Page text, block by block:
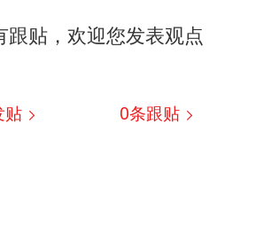
跟贴，欢迎您发表观点
贴 0条跟贴